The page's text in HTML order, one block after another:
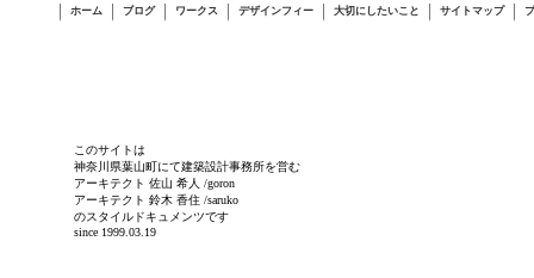
ホーム ブログ ワークス デザインフィー 大切にしたいこと サイトマップ
このサイトは
神奈川県葉山町にて建築設計事務所を営む
アーキテクト 佐山 希人 /goron
アーキテクト 鈴木 香住 /saruko
のスタイルドキュメンツです
since 1999.03.19